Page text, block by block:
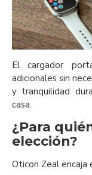
El cargador
adicionales sin
y tranquilidad
casa.
¿Para
elección?
Oticon Zeal encaja